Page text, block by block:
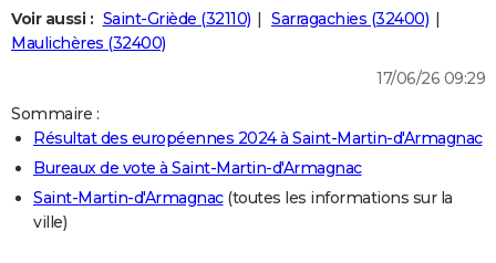
Mobiles
Meilleur smartphone
Internet
Ordinateurs
Jeux vidéo
Guide high-tech
+
BRICOLAGE
Forum
Aménagement intérieur
Extérieur
Cuisine
Salle de bains
Jardinage
Rangement
+
LIFESTYLE
Art de vivre
Bien-être
Loisirs
Mode
Modes de vie
SANTE
Alimentation
Guide de la santé
Maladies
Médicaments
Sommeil
VOYAGE
Destinations
City break
Voyage nature
Voyage de noces
Voir aussi : Saint-Griède (32110)
Sarragachies (32400)
Maulichères (32400)
17/06/26 09:29
Sommaire :
Résultat des européennes 2024 à Saint-Martin-d'Armagnac
Bureaux de vote à Saint-Martin-d'Armagnac
Saint-Martin-d'Armagnac(toutes les informations sur la
ville)